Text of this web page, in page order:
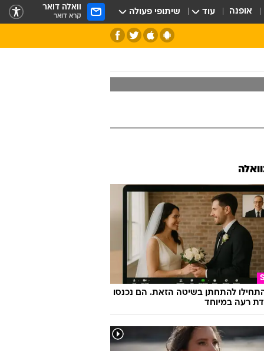
אופנה עוד שיתופי פעולה וואלה דואר
קרא דואר
חלל
התחילו להתחתן בשיטה הזאת. הם נכנסו
רעה במיוחד